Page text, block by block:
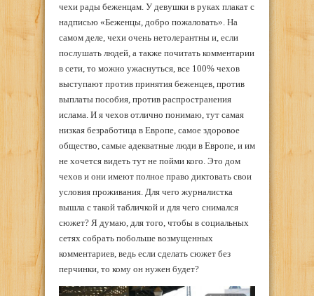
чехи рады беженцам. У девушки в руках плакат с
надписью «Беженцы, добро пожаловать». На
самом деле, чехи очень нетолерантны и, если
послушать людей, а также почитать комментарии
в сети, то можно ужаснуться, все 100% чехов
выступают против принятия беженцев, против
выплаты пособия, против распространения
ислама. И я чехов отлично понимаю, тут самая
низкая безработица в Европе, самое здоровое
общество, самые адекватные люди в Европе, и им
не хочется видеть тут не пойми кого. Это дом
чехов и они имеют полное право диктовать свои
условия проживания. Для чего журналистка
вышла с такой табличкой и для чего снимался
сюжет? Я думаю, для того, чтобы в социальных
сетях собрать побольше возмущенных
комментариев, ведь если сделать сюжет без
перчинки, то кому он нужен будет?